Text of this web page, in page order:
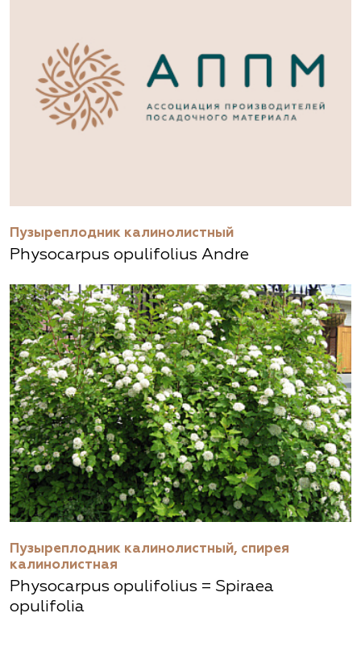
Пузыреплодник калинолистный
Physocarpus opulifolius Andre
Пузыреплодник калинолистный, спирея
калинолистная
Physocarpus opulifolius = Spiraea
opulifolia